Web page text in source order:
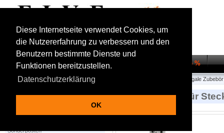
Diese Internetseite verwendet Cookies, um
die Nutzererfahrung zu verbessern und den
Benutzern bestimmte Dienste und
Funktionen bereitzustellen.
Datenschutzerklärung
OK
Startseite Regalsysteme Sale %
Startseite Zubehör Fachboden- Akten- und Schraubregale Aktenregale Zubebör
Produktauswahl
Sonderposten
Anschlagleiste für